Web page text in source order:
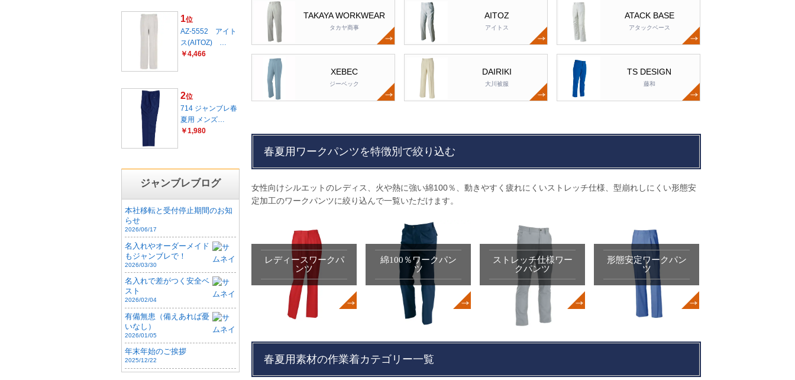
TAKAYA WORKWEAR
タカヤ商事
AITOZ
アイトス
ATACK BASE
アタックベース
XEBEC
ジーベック
DAIRIKI
大川被服
TS DESIGN
藤和
春夏用ワークパンツを特徴別で絞り込む
女性向けシルエットのレディス、火や熱に強い綿100％、動きやすく疲れにくいストレッチ仕様、型崩れしにくい形態安
定加工のワークパンツに絞り込んで一覧いただけます。
レディースワークパ
ンツ
綿100％ワークパン
ツ
ストレッチ仕様ワー
クパンツ
形態安定ワークパン
ツ
春夏用素材の作業着カテゴリー一覧
1位
AZ-5552 アイト
ス(AITOZ) …
￥4,466
2位
714 ジャンブレ春
夏用 メンズ…
￥1,980
ジャンブレブログ
本社移転と受付停止期間のお知
らせ
2026/06/17
名入れやオーダーメイド
もジャンブレで！
2026/03/30
名入れで差がつく安全ベ
スト
2026/02/04
有備無患（備えあれば憂
いなし）
2026/01/05
年末年始のご挨拶
2025/12/22